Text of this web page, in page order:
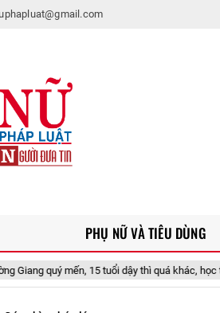
15 tuổi dậy thì quá khác, học trường quốc
PHỤ NỮ VÀ TIÊU DÙNG